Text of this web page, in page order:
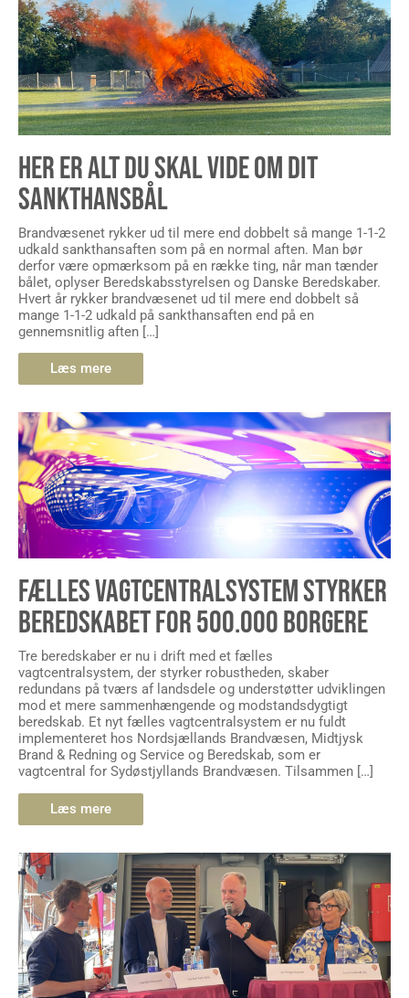
HER ER ALT DU SKAL VIDE OM DIT
SANKTHANSBÅL
Brandvæsenet rykker ud til mere end dobbelt så mange 1-1-2
udkald sankthansaften som på en normal aften. Man bør
derfor være opmærksom på en række ting, når man tænder
bålet, oplyser Beredskabsstyrelsen og Danske Beredskaber.
Hvert år rykker brandvæsenet ud til mere end dobbelt så
mange 1-1-2 udkald på sankthansaften end på en
gennemsnitlig aften […]
Læs mere
FÆLLES VAGTCENTRALSYSTEM STYRKER
BEREDSKABET FOR 500.000 BORGERE
Tre beredskaber er nu i drift med et fælles
vagtcentralsystem, der styrker robustheden, skaber
redundans på tværs af landsdele og understøtter udviklingen
mod et mere sammenhængende og modstandsdygtigt
beredskab. Et nyt fælles vagtcentralsystem er nu fuldt
implementeret hos Nordsjællands Brandvæsen, Midtjysk
Brand & Redning og Service og Beredskab, som er
vagtcentral for Sydøstjyllands Brandvæsen. Tilsammen […]
Læs mere